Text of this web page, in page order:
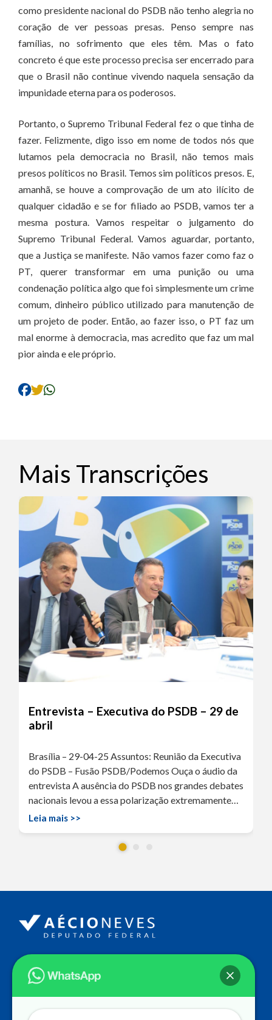
como presidente nacional do PSDB não tenho alegria no
coração de ver pessoas presas. Penso sempre nas
famílias, no sofrimento que eles têm. Mas o fato
concreto é que este processo precisa ser encerrado para
que o Brasil não continue vivendo naquela sensação da
impunidade eterna para os poderosos.
Portanto, o Supremo Tribunal Federal fez o que tinha de
fazer. Felizmente, digo isso em nome de todos nós que
lutamos pela democracia no Brasil, não temos mais
presos políticos no Brasil. Temos sim políticos presos. E,
amanhã, se houve a comprovação de um ato ilícito de
qualquer cidadão e se for filiado ao PSDB, vamos ter a
mesma postura. Vamos respeitar o julgamento do
Supremo Tribunal Federal. Vamos aguardar, portanto,
que a Justiça se manifeste. Não vamos fazer como faz o
PT, querer transformar em uma punição ou uma
condenação política algo que foi simplesmente um crime
comum, dinheiro público utilizado para manutenção de
um projeto de poder. Então, ao fazer isso, o PT faz um
mal enorme à democracia, mas acredito que faz um mal
pior ainda e ele próprio.
Mais Transcrições
Entrevista – Executiva do PSDB – 29 de
abril
Brasília – 29-04-25 Assuntos: Reunião da Executiva
do PSDB – Fusão PSDB/Podemos Ouça o áudio da
entrevista A ausência do PSDB nos grandes debates
nacionais levou a essa polarização extremamente…
Leia mais >>
Endereço
Câmara dos Deputados
Ed. Principal, Ala C – Gabinete
Contato